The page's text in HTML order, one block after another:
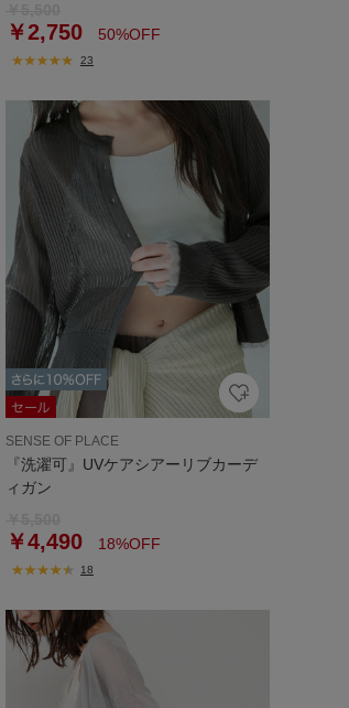
￥2,750 50%OFF
23
SENSE OF PLACE
『洗濯可』UVケアシアーリブカーデ
ィガン
￥4,490 18%OFF
18